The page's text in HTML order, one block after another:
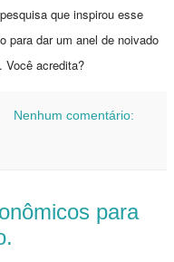
que inspirou esse
para dar um anel de noivado
Você acredita?
Nenhum comentário:
para